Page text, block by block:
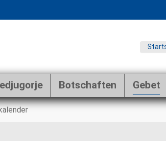
Botschaften Gebet